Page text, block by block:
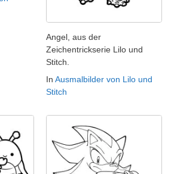
Angel, aus der
Zeichentrickserie Lilo und
Stitch.
In Ausmalbilder von Lilo und
Stitch